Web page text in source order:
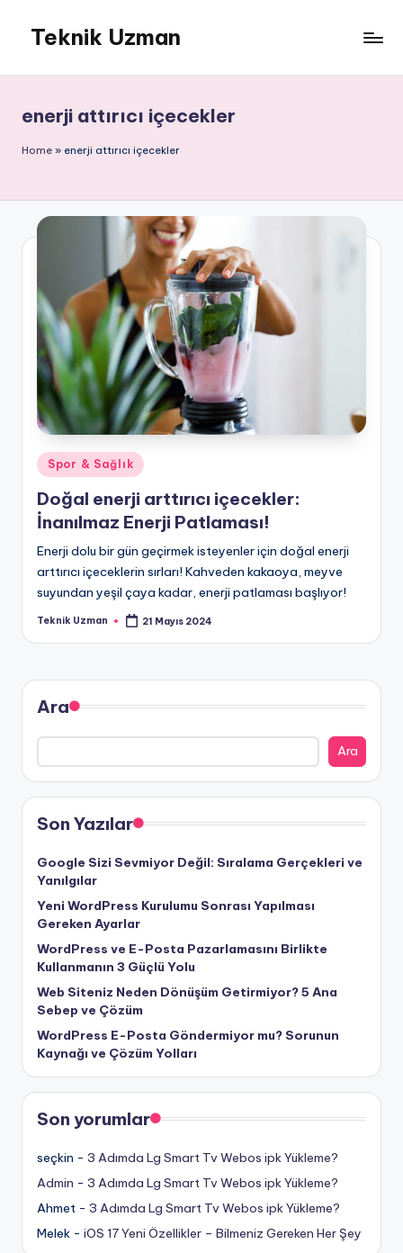
content
Teknik Uzman
enerji attırıcı içecekler
Home » enerji attırıcı içecekler
Posted
in
Spor & Sağlık
Doğal enerji arttırıcı içecekler:
İnanılmaz Enerji Patlaması!
Enerji dolu bir gün geçirmek isteyenler için doğal enerji
arttırıcı içeceklerin sırları! Kahveden kakaoya, meyve
suyundan yeşil çaya kadar, enerji patlaması başlıyor!
Posted
Teknik Uzman 21 Mayıs 2024
Ara
Ara
Son Yazılar
Google Sizi Sevmiyor Değil: Sıralama Gerçekleri ve
Yanılgılar
Yeni WordPress Kurulumu Sonrası Yapılması
Gereken Ayarlar
WordPress ve E-Posta Pazarlamasını Birlikte
Kullanmanın 3 Güçlü Yolu
Web Siteniz Neden Dönüşüm Getirmiyor? 5 Ana
Sebep ve Çözüm
WordPress E-Posta Göndermiyor mu? Sorunun
Kaynağı ve Çözüm Yolları
Son yorumlar
seçkin - 3 Adımda Lg Smart Tv Webos ipk Yükleme?
Admin - 3 Adımda Lg Smart Tv Webos ipk Yükleme?
Ahmet - 3 Adımda Lg Smart Tv Webos ipk Yükleme?
Melek - iOS 17 Yeni Özellikler – Bilmeniz Gereken Her Şey